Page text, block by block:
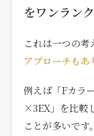
をワンラン
これは一つの考
アプローチもあ
例えば「Fカラ
×3EX」を比較
ことが多いで